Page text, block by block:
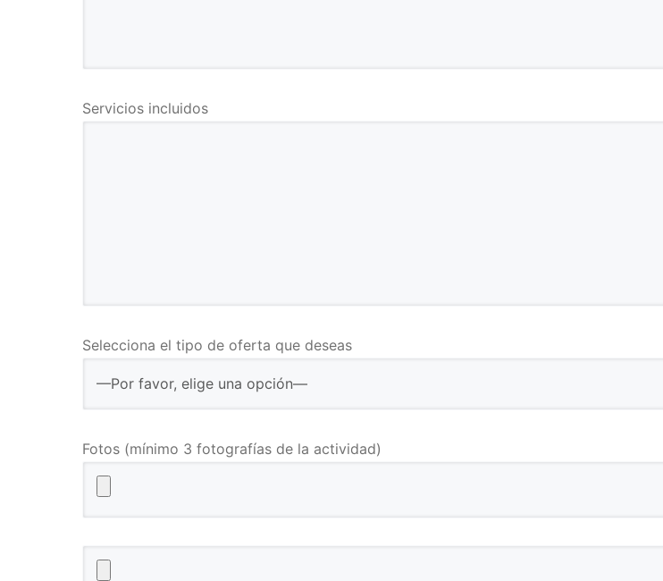
Servicios incluidos
Selecciona el tipo de oferta que deseas
Fotos (mínimo 3 fotografías de la actividad)